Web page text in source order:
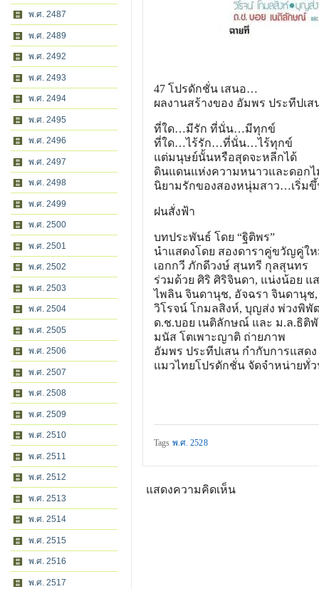
พ.ศ. 2487
พ.ศ. 2489
พ.ศ. 2492
พ.ศ. 2493
พ.ศ. 2494
พ.ศ. 2495
พ.ศ. 2496
พ.ศ. 2497
พ.ศ. 2498
พ.ศ. 2499
พ.ศ. 2500
พ.ศ. 2501
พ.ศ. 2502
พ.ศ. 2503
พ.ศ. 2504
พ.ศ. 2505
พ.ศ. 2506
พ.ศ. 2507
พ.ศ. 2508
พ.ศ. 2509
พ.ศ. 2510
พ.ศ. 2511
พ.ศ. 2512
พ.ศ. 2513
พ.ศ. 2514
พ.ศ. 2515
พ.ศ. 2516
พ.ศ. 2517
47 โปรดักชั่น เสนอ…
ผลงานสร้างของ อัมพร ประทีปเส
ที่ใด…มีรัก ที่นั่น…มีทุกข์
ที่ใด…ไร้รัก…ที่นั่น…ไร้ทุกข์
แต่มนุษย์นั้นหรือสุดจะหลีกได้
ดินแดนแห่งความหนาวและดอก
นิยามรักของสองหนุ่มสาว…เริ่ม
ฝนสั่งฟ้า
บทประพันธ์ โดย “ฐิติพร”
นำแสดงโดย สองดาราคู่ขวัญคู่ใ
เอกกวี ภักดีวงษ์ สุนทรี กุลสุนทร
ร่วมด้วย ศิริ ศิริจินดา, แน่งน้อย แ
ไพลิน จินดานุช, อัจฉรา จินดานุช
วิโรจน์ โกมลสิงห์, บุญส่ง พ่วงพิ
ด.ช.บอย เนติลักษณ์ และ ม.ล.ธิติ
มนัส โตเพาะญาติ ถ่ายภาพ
อัมพร ประทีปเสน กำกับการแสดง
แมวไทยโปรดักชั่น จัดจำหน่ายทั่ว
Tags พ.ศ. 2528
แสดงความคิดเห็น